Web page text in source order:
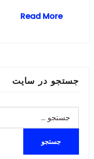
Read More
جستجو در سایت
برای: